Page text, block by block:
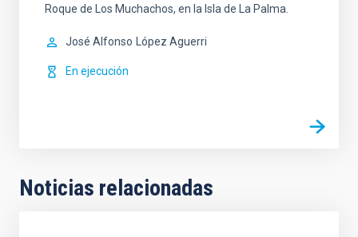
Roque de Los Muchachos, en la Isla de La Palma.
José Alfonso López Aguerri
En ejecución
Noticias relacionadas